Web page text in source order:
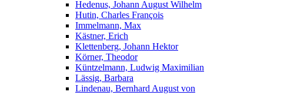
Hedenus, Johann August Wilhelm
Hutin, Charles François
Immelmann, Max
Kästner, Erich
Klettenberg, Johann Hektor
Körner, Theodor
Küntzelmann, Ludwig Maximilian
Lässig, Barbara
Lindenau, Bernhard August von